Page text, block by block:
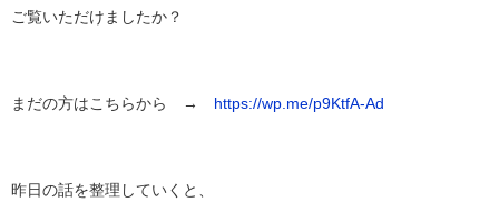
ご覧いただけましたか？
まだの方はこちらから → https://wp.me/p9KtfA-Ad
昨日の話を整理していくと、